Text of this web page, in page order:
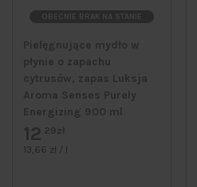
OBECNIE BRAK NA STANIE
Pielęgnujące mydło w
płynie o zapachu
cytrusów, zapas Luksja
Aroma Senses Purely
Energizing 900 ml
12 29zł
13,66 zł / l